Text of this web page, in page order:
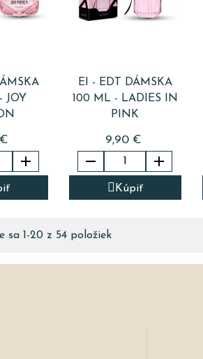
JOY

EI - EDT DÁMSKA
100 ML - LADIES IN
PINK
9,90 €
 
Kúpiť
sa 1-20 z 54 položiek